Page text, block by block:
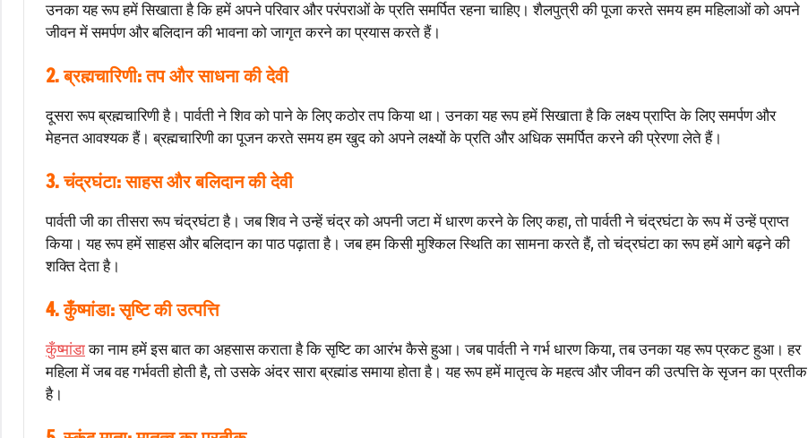
उनका यह रूप हमें सिखाता है कि हमें अपने परिवार और परंपराओं के प्रति समर्पित रहना चाहिए। शैलपुत्री की पूजा करते समय हम महिलाओं को अपने
जीवन में समर्पण और बलिदान की भावना को जागृत करने का प्रयास करते हैं।
2. ब्रह्मचारिणी: तप और साधना की देवी
दूसरा रूप ब्रह्मचारिणी है। पार्वती ने शिव को पाने के लिए कठोर तप किया था। उनका यह रूप हमें सिखाता है कि लक्ष्य प्राप्ति के लिए समर्पण और
मेहनत आवश्यक हैं। ब्रह्मचारिणी का पूजन करते समय हम खुद को अपने लक्ष्यों के प्रति और अधिक समर्पित करने की प्रेरणा लेते हैं।
3. चंद्रघंटा: साहस और बलिदान की देवी
पार्वती जी का तीसरा रूप चंद्रघंटा है। जब शिव ने उन्हें चंद्र को अपनी जटा में धारण करने के लिए कहा, तो पार्वती ने चंद्रघंटा के रूप में उन्हें प्राप्त
किया। यह रूप हमें साहस और बलिदान का पाठ पढ़ाता है। जब हम किसी मुश्किल स्थिति का सामना करते हैं, तो चंद्रघंटा का रूप हमें आगे बढ़ने की
शक्ति देता है।
4. कुँष्मांडा: सृष्टि की उत्पत्ति
कुँष्मांडाका नाम हमें इस बात का अहसास कराता है कि सृष्टि का आरंभ कैसे हुआ। जब पार्वती ने गर्भ धारण किया, तब उनका यह रूप प्रकट हुआ। हर
महिला में जब वह गर्भवती होती है, तो उसके अंदर सारा ब्रह्मांड समाया होता है। यह रूप हमें मातृत्व के महत्व और जीवन की उत्पत्ति के सृजन का प्रतीक
है।